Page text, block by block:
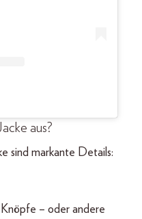
aus?
sind markante Details:
– oder andere